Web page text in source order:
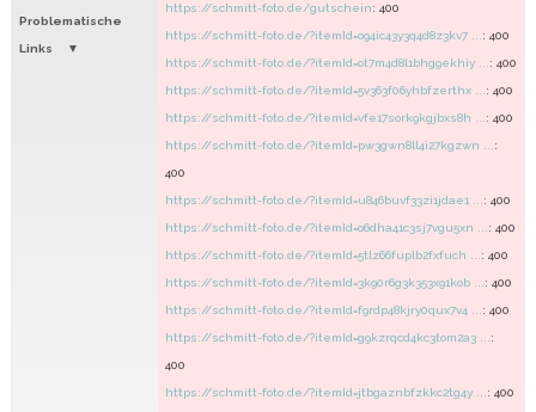
Problematische
Links
https://schmitt-foto.de/gutschein: 400
https://schmitt-foto.de/?itemId=o94ic43y3q4d8z3kv7 ... : 400
https://schmitt-foto.de/?itemId=ot7m4d8l1bhg9ekhiy ... : 400
https://schmitt-foto.de/?itemId=5v363f06yhbfzerthx ... : 400
https://schmitt-foto.de/?itemId=vfe17sork9kgjbxs8h ... : 400
https://schmitt-foto.de/?itemId=pw3gwn8ll4i27kgzwn ... :
400
https://schmitt-foto.de/?itemId=u846buvf33zi1jdae1 ... : 400
https://schmitt-foto.de/?itemId=o6dha41c3sj7vgu5xn ... : 400
https://schmitt-foto.de/?itemId=5tlz66fuplb2fxfuch ... : 400
https://schmitt-foto.de/?itemId=3k90r6g3k353x91kob ... : 400
https://schmitt-foto.de/?itemId=f9rdp48kjry0qux7v4 ... : 400
https://schmitt-foto.de/?itemId=g9kzrqcd4kc3tom2a3 ... :
400
https://schmitt-foto.de/?itemId=jtbgaznbfzkkc2tg4y ... : 400